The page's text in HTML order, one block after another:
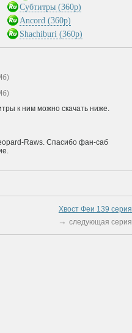
Субтитры (360p)
Ancord (360p)
Shachiburi (360p)
к ним можно скачать ниже.
Raws. Спасибо фан-саб
Хвост Феи 139 cерия
→ следующая серия